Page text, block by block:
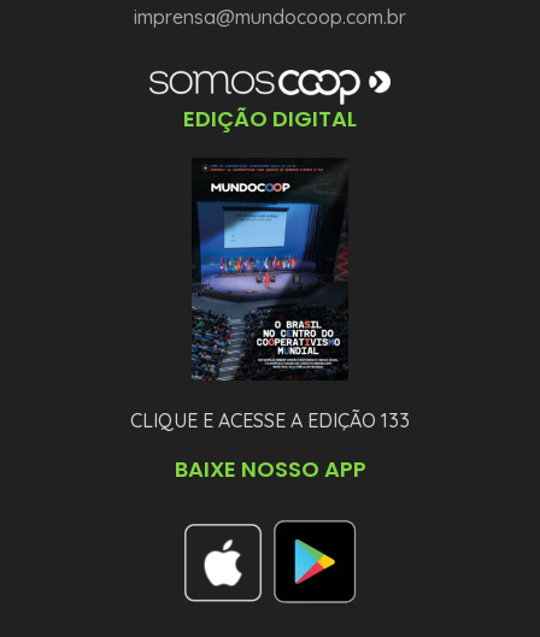
imprensa@mundocoop.com.br
EDIÇÃO DIGITAL
CLIQUE E ACESSE A EDIÇÃO 133
BAIXE NOSSO APP